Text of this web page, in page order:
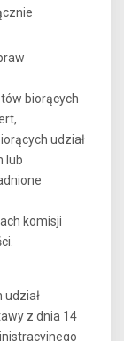
biorących
udział
lub
komisji
udział
z dnia 14